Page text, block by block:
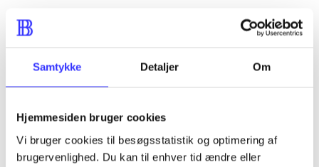
Samtykke Detaljer Om
Hjemmesiden bruger cookies
Vi bruger cookies til besøgsstatistik og optimering af
brugervenlighed. Du kan til enhver tid ændre eller
...
...